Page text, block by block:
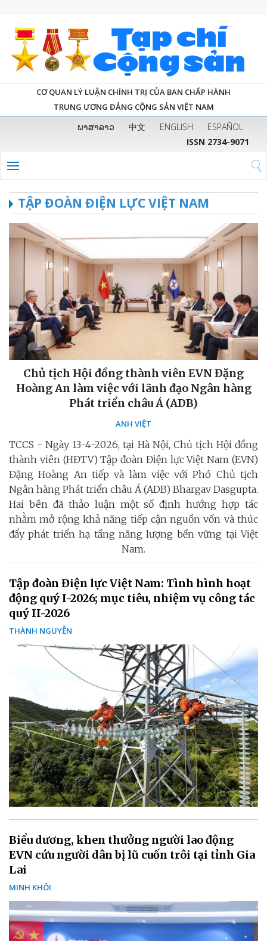
CƠ QUAN LÝ LUẬN CHÍNH TRỊ CỦA BAN CHẤP HÀNH
TRUNG ƯƠNG ĐẢNG CỘNG SẢN VIỆT NAM
ພາສາລາວ 中文 ENGLISH
ESPAÑOL
ISSN 2734-9071
TẬP ĐOÀN ĐIỆN LỰC VIỆT NAM
Chủ tịch Hội đồng thành viên EVN Đặng
Hoàng An làm việc với lãnh đạo Ngân hàng
Phát triển châu Á (ADB)
ANH VIỆT
TCCS - Ngày 13-4-2026, tại Hà Nội, Chủ tịch Hội đồng
thành viên (HĐTV) Tập đoàn Điện lực Việt Nam (EVN)
Đặng Hoàng An tiếp và làm việc với Phó Chủ tịch
Ngân hàng Phát triển châu Á (ADB) Bhargav Dasgupta.
Hai bên đã thảo luận một số định hướng hợp tác
nhằm mở rộng khả năng tiếp cận nguồn vốn và thúc
đẩy phát triển hạ tầng năng lượng bền vững tại Việt
Nam.
Tập đoàn Điện lực Việt Nam: Tình hình hoạt
động quý I-2026; mục tiêu, nhiệm vụ công tác
quý II-2026
THÀNH NGUYỄN
Biểu dương, khen thưởng người lao động
EVN cứu người dân bị lũ cuốn trôi tại tỉnh Gia
Lai
MINH KHÔI